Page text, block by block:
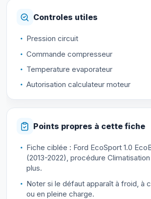
Controles utiles
Pression circuit
Commande compresseur
Temperature evaporateur
Autorisation calculateur moteur
Points propres à cette fiche
Fiche ciblée : Ford EcoSport 1.0
(2013-2022), procédure
plus.
Noter si le défaut apparaît à froid, à
ou en pleine charge.